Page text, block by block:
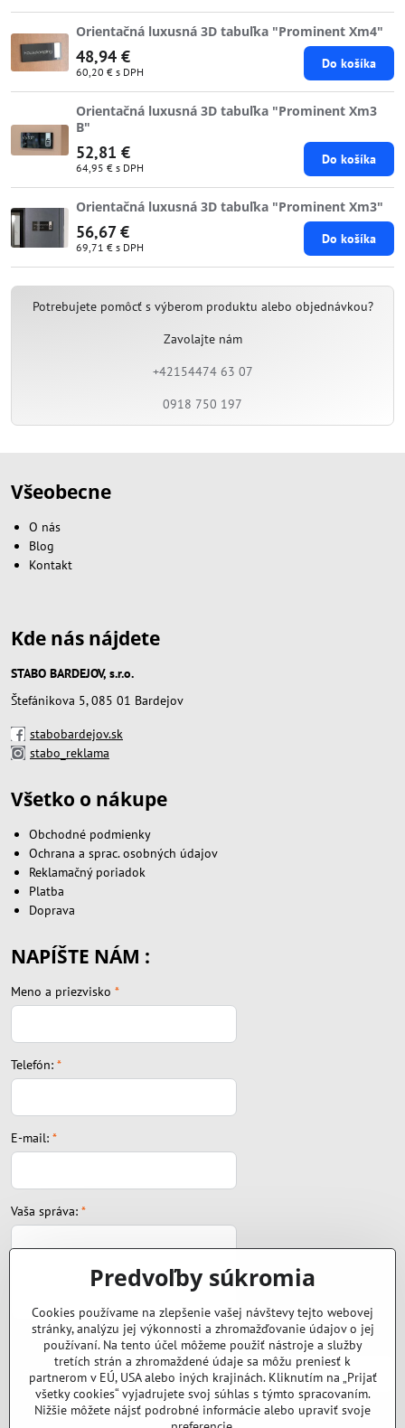
Orientačná luxusná 3D tabuľka "Prominent Xm4"
48,94 €
60,20 € s DPH
Do košíka
Orientačná luxusná 3D tabuľka "Prominent Xm3
B"
52,81 €
64,95 € s DPH
Do košíka
Orientačná luxusná 3D tabuľka "Prominent Xm3"
56,67 €
69,71 € s DPH
Do košíka
Potrebujete pomôcť s výberom produktu alebo objednávkou?
Zavolajte nám
+42154474 63 07
0918 750 197
Všeobecne
O nás
Blog
Kontakt
Kde nás nájdete
STABO BARDEJOV, s.r.o.
Štefánikova 5, 085 01 Bardejov
stabobardejov.sk
stabo_reklama
Všetko o nákupe
Obchodné podmienky
Ochrana a sprac. osobných údajov
Reklamačný poriadok
Platba
Doprava
NAPÍŠTE NÁM :
Meno a priezvisko *
Telefón: *
E-mail: *
Vaša správa: *
Súbor:
Predvoľby súkromia
Cookies používame na zlepšenie vašej návštevy tejto webovej
stránky, analýzu jej výkonnosti a zhromažďovanie údajov o jej
používaní. Na tento účel môžeme použiť nástroje a služby
tretích strán a zhromaždené údaje sa môžu preniesť k
partnerom v EÚ, USA alebo iných krajinách. Kliknutím na „Prijať
všetky cookies“ vyjadrujete svoj súhlas s týmto spracovaním.
Nižšie môžete nájsť podrobné informácie alebo upraviť svoje